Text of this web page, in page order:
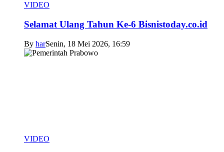
VIDEO
Selamat Ulang Tahun Ke-6 Bisnistoday.co.id
By harSenin, 18 Mei 2026, 16:59
VIDEO